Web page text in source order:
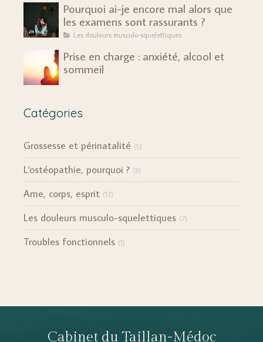
Pourquoi ai-je encore mal alors que
les examens sont rassurants ?
Les douleurs musculo-squelettiques
Prise en charge : anxiété, alcool et
sommeil
Catégories
Grossesse et périnatalité (5)
L'ostéopathie, pourquoi ? (8)
Ame, corps, esprit (13)
Les douleurs musculo-squelettiques (7)
Troubles fonctionnels (1)
Cabinet du Taillan-Médoc